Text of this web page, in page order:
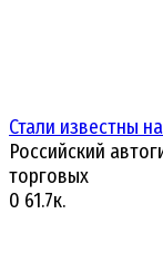
Стали известны
Российский
торговых
0 61.7к.